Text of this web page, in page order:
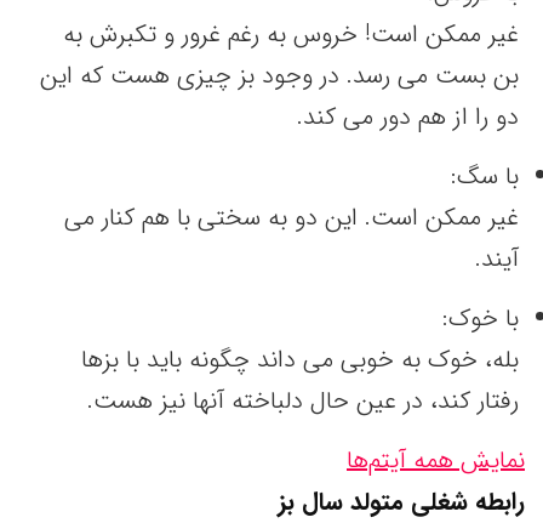
غیر ممکن است! خروس به رغم غرور و تکبرش به
بن بست می رسد. در وجود بز چیزی هست که این
دو را از هم دور می کند.
با سگ:
غیر ممکن است. این دو به سختی با هم کنار می
آیند.
با خوک:
بله، خوک به خوبی می داند چگونه باید با بزها
رفتار کند، در عین حال دلباخته آنها نیز هست.
نمایش همه آیتم‌ها
رابطه شغلی متولد سال بز